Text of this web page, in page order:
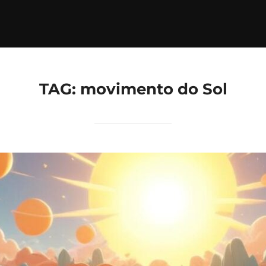
TAG: movimento do Sol